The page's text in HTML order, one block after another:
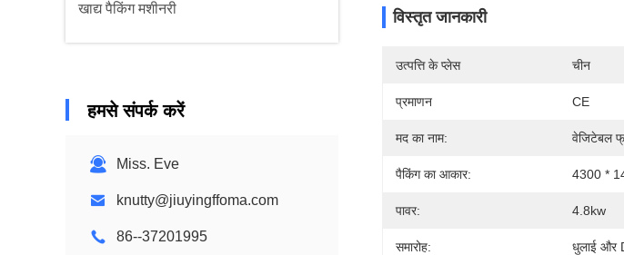
खाद्य पैकिंग मशीनरी
हमसे संपर्क करें
Miss. Eve
knutty@jiuyingffoma.com
86--37201995
विस्तृत जानकारी
उत्पत्ति के प्लेस चीन
प्रमाणन CE
मद का नाम: वेजिटेबल
पैकिंग का आकार: 4300 *
पावर: 4.8kw
समारोह: धुलाई और